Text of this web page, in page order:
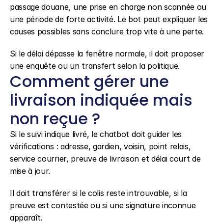
passage douane, une prise en charge non scannée ou
une période de forte activité. Le bot peut expliquer les
causes possibles sans conclure trop vite à une perte.
Si le délai dépasse la fenêtre normale, il doit proposer
une enquête ou un transfert selon la politique.
Comment gérer une
livraison indiquée mais
non reçue ?
Si le suivi indique livré, le chatbot doit guider les
vérifications : adresse, gardien, voisin, point relais,
service courrier, preuve de livraison et délai court de
mise à jour.
Il doit transférer si le colis reste introuvable, si la
preuve est contestée ou si une signature inconnue
apparaît.